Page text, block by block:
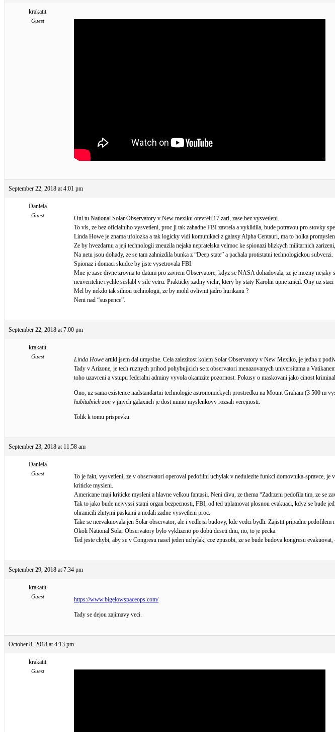
krakatit
Guest
September 22, 2018 at 4:01 pm
Daniela
Guest
Oni tu National Solar Observatory v New mexiku otevreli 17.zari, zase bez vysvetleni.
To vis, ze bez oficialniho vysvetleni, proc ji tak zahadne FBI zavrela a vyklidila, bude potravou pro stovky
Linda Howe je znama ufolozka a tak logicky vidi komunikaci z galaxy Alpha Centauri, ma to holka
Ze by hvezdarnu a jeji technologii zneuzila nejaka nepratelska velmoc ke spionazi blizkych militarnich
Na netu jsou dohady, ze se tam zahnizdila bunka z “Deep state” a pachala protistatni technologickou subverzi.
Spionaz i domaci skudce by jiste vysetrovala FBI.
Mne je zase divne zrovna to datum pro zavreni Observatore, kdyz se NASA dohadovala, ze je mozny
neuveritelne rychle seslabl v sile vetru. Prakticky zadny vichr, ktery by staty Karolin upne znicil. Ony uz staci
Mel by nekdo tak silnou technologii, ze by mohl ovlivnit jadro hurikanu ?
Neni nad “suspence”.
September 22, 2018 at 7:00 pm
krakatit
Guest Linda Howe artikl jsem dal umyslne. Cela zalezitost kolem Solar Observatory v New Mexiko, je jedna z
Tady v Arizone, je tech ruznych prihod pohybujicich se z observatori menazovanych universitama a
toho uzavreni a vstupu federalni adminy vyvola okamzite pozornost. Pokusy o maskovani jako cinost
Ono, uz sama existence nadstandartni technologie astronomickych prostredku na Mount Graham (3 500 m
habitalnich zon v jinych galaxiich je dost mimo myslenkovy rozsah verejnosti.
Tolik k tomu prispevku.
September 23, 2018 at 11:58 am
Daniela
Guest
To je fakt, vysvetleni, ze v observatori operoval pedofilni uchylak v nedulezite funkci domovnika-spravce,
kriticke mysleni.
Americane maji kriticke mysleni a hlavne velkou fantasii. Neni divu, ze thema “Zadrzeni pedofila tim, ze se
Tak to jako bude nejvyssi statni organ bezpecnosti, FBI, od ted uplatnovat plosnou evakuaci, kdyz se bude
ohranicili zlutymi paskami a nedali zadne vysvetleni proc.
Take se neevakuovala jen Solar observator, ale i vedlejsi budovy, kde vedci bydli. Zajistit pripadne pedofilem
Okoli National Solar Observatory bylo vyklizeno po dobu deseti dnu, no, to je pecka.
Ted jeste chybi, aby se v Congresu nasel jeden uchylak, coz zpusobi, ze se bude budova kongresu
September 29, 2018 at 7:34 pm
krakatit
Guest https://www.bigelowspaceops.com/
Tady se dejou zajimavy veci.
October 8, 2018 at 4:13 pm
krakatit
Guest